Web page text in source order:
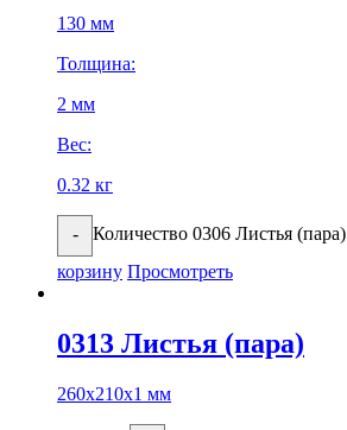
130 мм
Толщина:
2 мм
Вес:
0.32 кг
- Количество 0306 Листья (пара)
корзину Просмотреть
0313 Листья (пара)
260х210х1 мм